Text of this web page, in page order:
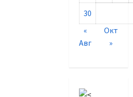
30
«
Авг
Окт
»